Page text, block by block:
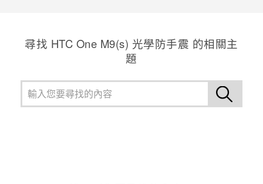
尋找 HTC One M9(s) 光學防手震 的相關主
題